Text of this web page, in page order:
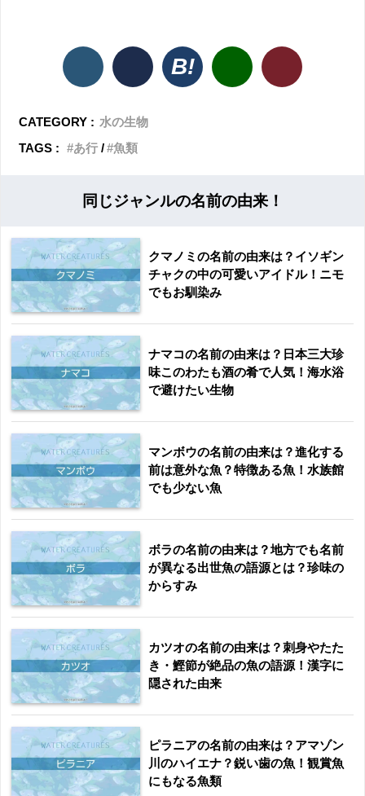
CATEGORY : 水の生物
TAGS :
あ行 魚類
同じジャンルの名前の由来！
クマノミの名前の由来は？イソギン
チャクの中の可愛いアイドル！ニモ
でもお馴染み
ナマコの名前の由来は？日本三大珍
味このわたも酒の肴で人気！海水浴
で避けたい生物
マンボウの名前の由来は？進化する
前は意外な魚？特徴ある魚！水族館
でも少ない魚
ボラの名前の由来は？地方でも名前
が異なる出世魚の語源とは？珍味の
からすみ
カツオの名前の由来は？刺身やたた
き・鰹節が絶品の魚の語源！漢字に
隠された由来
ピラニアの名前の由来は？アマゾン
川のハイエナ？鋭い歯の魚！観賞魚
にもなる魚類